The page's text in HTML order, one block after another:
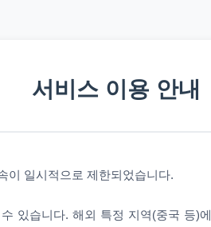
서비스 이용 안내
이 일시적으로 제한되었습니다.
있습니다. 해외 특정 지역(중국 등)